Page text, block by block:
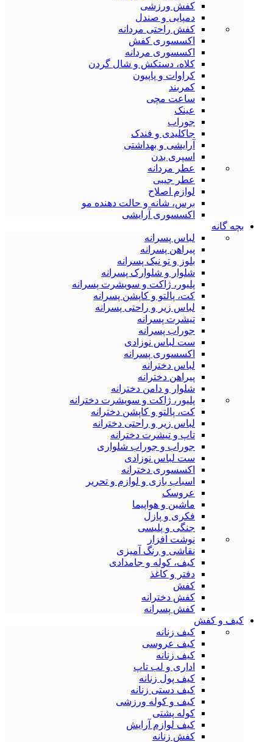
کفش ورزشی
دمپایی و صندل
کفش راحتی مردانه
اکسسوری کفش
اکسسوری مردانه
کلاه، دستکش و شال گردن
کراوات و پاپیون
کمربند
ساعت مچی
عینک
جوراب
جاکلیدی و فندک
آرایشی و بهداشتی
اسپری بدن
عطر مردانه
عطر جیبی
لوازم اصلاح
برس، شانه و حالت دهنده مو
اکسسوری آرایشی
بچه گانه
لباس پسرانه
پیراهن پسرانه
بلوز و تو نیک پسرانه
شلوار و شلوارک پسرانه
پلیور، ژاکت و سویشرت پسرانه
کت، پالتو و کاپشن پسرانه
لباس زیر و راحتی پسرانه
تیشرت پسرانه
جوراب پسرانه
ست لباس نوزادی
اکسسوری پسرانه
لباس دخترانه
پیراهن دخترانه
شلوار و دامن دخترانه
پلیور، ژاکت و سویشرت دخترانه
کت، پالتو و کاپشن دخترانه
لباس زیر و راحتی دخترانه
تاپ و تیشرت دخترانه
جوراب و جوراب شلواری
ست لباس نوزادی
اکسسوری دخترانه
اسباب بازی و لوازم و تحریر
عروسک
ماشین و هواپیما
فکری و پازل
جنگی و پلیسی
نوشت افزار
نقاشی و رنگ آمیزی
کیف، کوله و جامدادی
دفتر و کاغذ
کفش
کفش دخترانه
کفش پسرانه
کیف و کفش
کیف زنانه
کیف عروسی
کیف زنانه
اداری و لب تاپ
کیف پول زنانه
کیف دستی زنانه
کیف و کوله ورزشی
کوله پشتی
کیف لوازم آرایش
کفش زنانه